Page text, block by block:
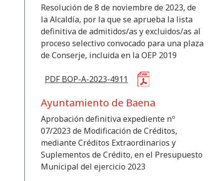
Categoría
Limpiar Aplicar
Resolución de 8 de noviembre de 2023, de
la Alcaldía, por la que se aprueba la lista
definitiva de admitidos/as y excluidos/as al
proceso selectivo convocado para una plaza
de Conserje, incluida en la OEP 2019
PDF BOP-A-2023-4911
Ayuntamiento de Baena
Aprobación definitiva expediente nº
07/2023 de Modificación de Créditos,
mediante Créditos Extraordinarios y
Suplementos de Crédito, en el Presupuesto
Municipal del ejercicio 2023